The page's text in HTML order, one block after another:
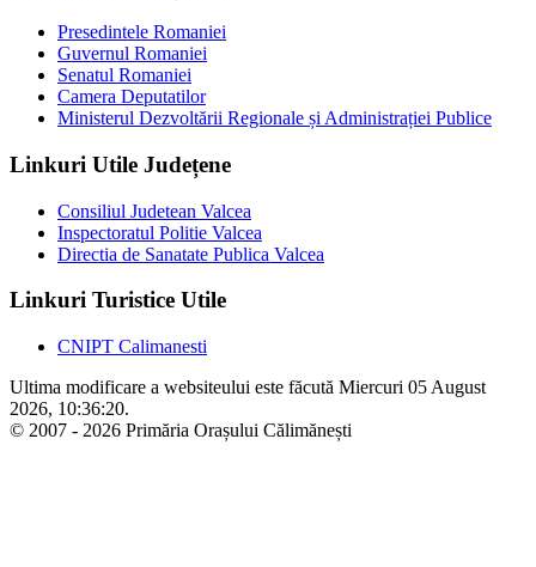
Presedintele Romaniei
Guvernul Romaniei
Senatul Romaniei
Camera Deputatilor
Ministerul Dezvoltării Regionale și Administrației Publice
Linkuri Utile Județene
Consiliul Judetean Valcea
Inspectoratul Politie Valcea
Directia de Sanatate Publica Valcea
Linkuri Turistice Utile
CNIPT Calimanesti
Ultima modificare a websiteului este făcută Miercuri 05 August
2026, 10:36:20.
© 2007 - 2026 Primăria Orașului Călimănești